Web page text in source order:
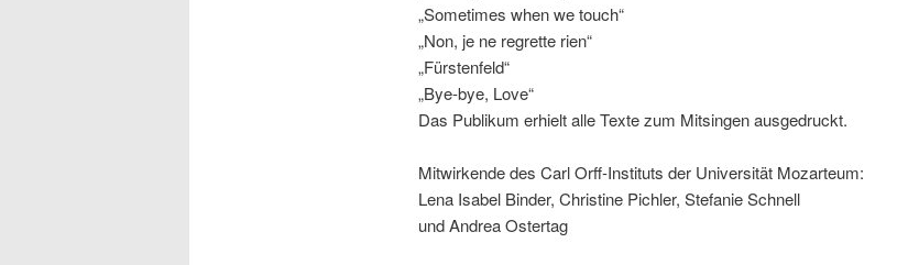
„Sometimes when we touch“
„Non, je ne regrette rien“
„Fürstenfeld“
„Bye-bye, Love“
Das Publikum erhielt alle Texte zum Mitsingen ausgedruckt.
Mitwirkende des Carl Orff-Instituts der Universität Mozarteum:
Lena Isabel Binder, Christine Pichler, Stefanie Schnell
und Andrea Ostertag